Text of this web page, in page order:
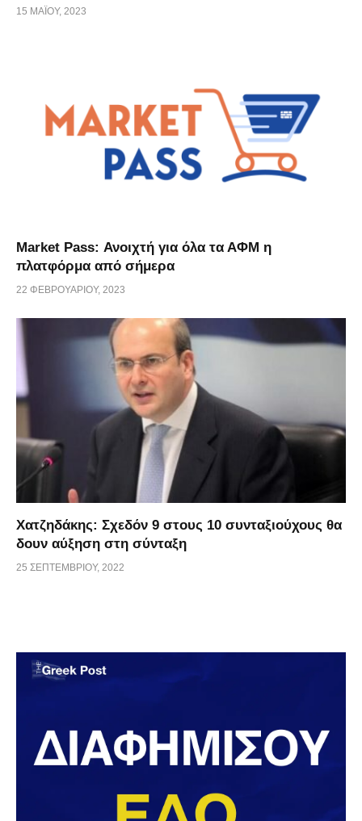
15 ΜΑΪ́ΟΥ, 2023
Market Pass: Ανοιχτή για όλα τα ΑΦΜ η
πλατφόρμα από σήμερα
22 ΦΕΒΡΟΥΑΡΊΟΥ, 2023
Χατζηδάκης: Σχεδόν 9 στους 10 συνταξιούχους θα
δουν αύξηση στη σύνταξη
25 ΣΕΠΤΕΜΒΡΊΟΥ, 2022